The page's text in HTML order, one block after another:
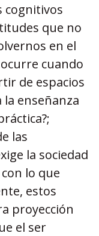
cognitivos
que no
en el
cuando
de espacios
enseñanza
las
la sociedad
lo que
estos
proyección
el ser